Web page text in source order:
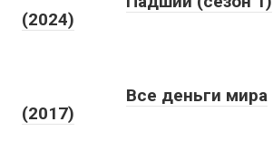
(2024)
Все деньги мира
(2017)